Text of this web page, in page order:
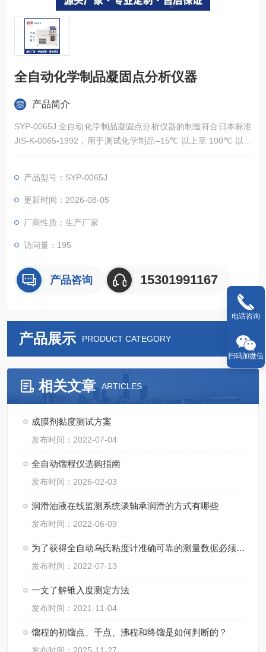
全自动化学制品凝固点分析仪器
产品简介
SYP-0065J 全自动化学制品凝固点分析仪器的制造符合日本标准
JIS-K-0065-1992，用于测试化学制品–15℃ 以上至 100℃ 以下
之凝固点。仪器由四部分构成，包括制冷系统、加热系统、试样
产品型号：SYP-0065J
更新时间：2026-08-05
厂商性质：生产厂家
访问量：195
产品咨询 15301991167
产品展示 PRODUCT CATEGORY
相关文章 ARTICLES
成膜剂黏度测试方案
发布时间：2022-07-04
全自动馏程仪选购指南
发布时间：2026-02-03
润滑油液在线监测系统谈轴承润滑的方式有哪些
发布时间：2022-06-09
为了获得全自动乌氏粘度计准确可靠的测量数据必须注意以下几点
发布时间：2022-07-13
一文了解锥入度测定方法
发布时间：2021-11-04
馏程的初馏点、干点、沸程和终馏是如何判断的？
电话咨询
扫码加微信